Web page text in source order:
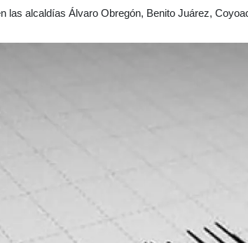
las alcaldías Álvaro Obregón, Benito Juárez,